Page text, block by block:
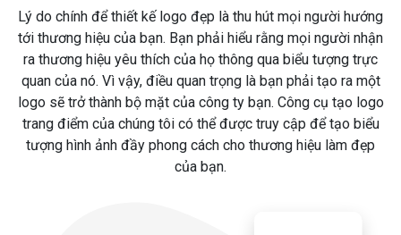
Lý do chính để thiết kế logo đẹp là thu hút mọi người hướng
tới thương hiệu của bạn. Bạn phải hiểu rằng mọi người nhận
ra thương hiệu yêu thích của họ thông qua biểu tượng trực
quan của nó. Vì vậy, điều quan trọng là bạn phải tạo ra một
logo sẽ trở thành bộ mặt của công ty bạn. Công cụ tạo logo
trang điểm của chúng tôi có thể được truy cập để tạo biểu
tượng hình ảnh đầy phong cách cho thương hiệu làm đẹp
của bạn.